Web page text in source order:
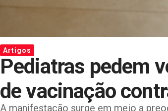
Artigos
Pediatras pedem
de vacinação
A manifestação surge em meio a